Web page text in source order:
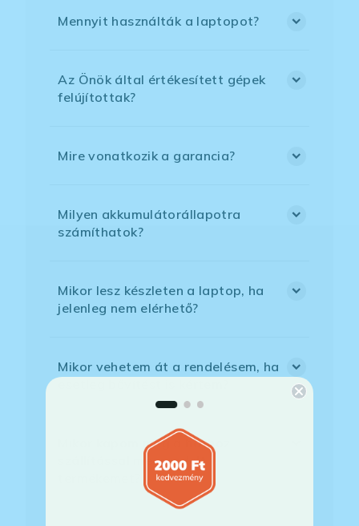
Mennyit használták a laptopot?
Az Önök által értékesített gépek
felújítottak?
Mire vonatkozik a garancia?
Milyen akkumulátorállapotra
számíthatok?
Mikor lesz készleten a laptop, ha
jelenleg nem elérhető?
Mikor vehetem át a rendelésem, ha
Mikor kapom meg a házhoz
szállítással megrendelt